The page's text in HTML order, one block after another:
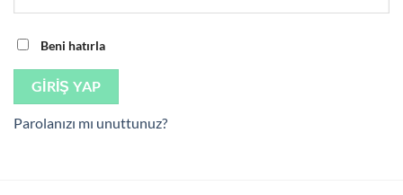
Beni hatırla
GIRIŞ YAP
Parolanızı mı unuttunuz?